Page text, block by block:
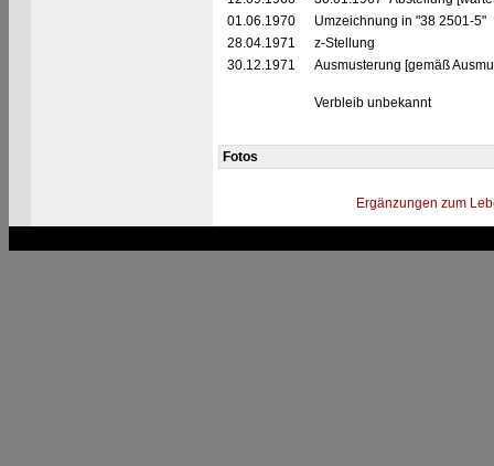
01.06.1970
Umzeichnung in "38 2501-5"
28.04.1971
z-Stellung
30.12.1971
Ausmusterung [gemäß
Verbleib unbekannt
Fotos
Ergänzungen zum